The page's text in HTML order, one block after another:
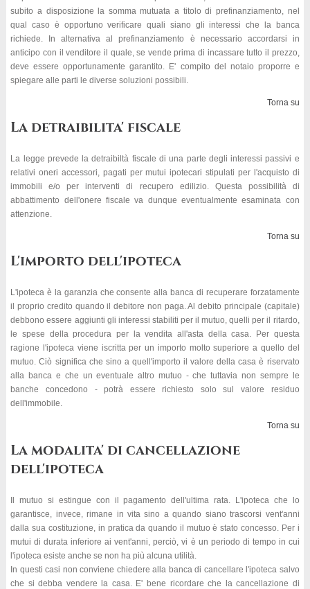
subito a disposizione la somma mutuata a titolo di prefinanziamento, nel
qual caso è opportuno verificare quali siano gli interessi che la banca
richiede. In alternativa al prefinanziamento è necessario accordarsi in
anticipo con il venditore il quale, se vende prima di incassare tutto il prezzo,
deve essere opportunamente garantito. E' compito del notaio proporre e
spiegare alle parti le diverse soluzioni possibili.
Torna su
La detraibilita' fiscale
La legge prevede la detraibiltà fiscale di una parte degli interessi passivi e
relativi oneri accessori, pagati per mutui ipotecari stipulati per l'acquisto di
immobili e/o per interventi di recupero edilizio. Questa possibilità di
abbattimento dell'onere fiscale va dunque eventualmente esaminata con
attenzione.
Torna su
L'importo dell'ipoteca
L'ipoteca è la garanzia che consente alla banca di recuperare forzatamente
il proprio credito quando il debitore non paga. Al debito principale (capitale)
debbono essere aggiunti gli interessi stabiliti per il mutuo, quelli per il ritardo,
le spese della procedura per la vendita all'asta della casa. Per questa
ragione l'ipoteca viene iscritta per un importo molto superiore a quello del
mutuo. Ciò significa che sino a quell'importo il valore della casa è riservato
alla banca e che un eventuale altro mutuo - che tuttavia non sempre le
banche concedono - potrà essere richiesto solo sul valore residuo
dell'immobile.
Torna su
La modalita' di cancellazione
dell'ipoteca
Il mutuo si estingue con il pagamento dell'ultima rata. L'ipoteca che lo
garantisce, invece, rimane in vita sino a quando siano trascorsi vent'anni
dalla sua costituzione, in pratica da quando il mutuo è stato concesso. Per i
mutui di durata inferiore ai vent'anni, perciò, vi è un periodo di tempo in cui
l'ipoteca esiste anche se non ha più alcuna utilità.
In questi casi non conviene chiedere alla banca di cancellare l'ipoteca salvo
che si debba vendere la casa. E' bene ricordare che la cancellazione di